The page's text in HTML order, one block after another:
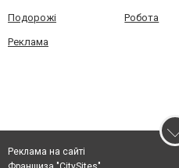
Подорожі Робота
Реклама
Реклама на сайті